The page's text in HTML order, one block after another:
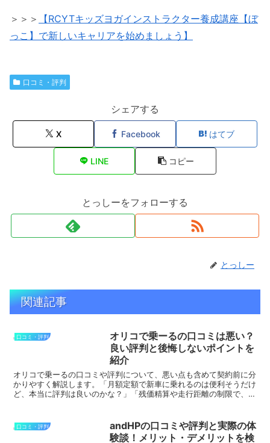
＞＞＞
【RCYTキッズヨガインストラクター養成講座【ぼ
っこ】で新しいキャリアを始めましょう】
口コミ・評判
シェアする
X Facebook はてブ
LINE コピー
とっしーをフォローする
とっしー
関連記事
口コミ・評判
オリコで乗ーるの口コミは悪い？
良い評判と後悔しないポイントを
紹介
オリコで乗ーるの口コミや評判について、悪い点も含めて契約前に分
かりやすく解説します。「月額定額で新車に乗れるのは便利そうだけ
ど、本当に評判は良いのかな？」「残価精算や走行距離の制限で、あ
口コミ・評判
andHPの口コミや評判と実際の体
験談！メリット・デメリットを検